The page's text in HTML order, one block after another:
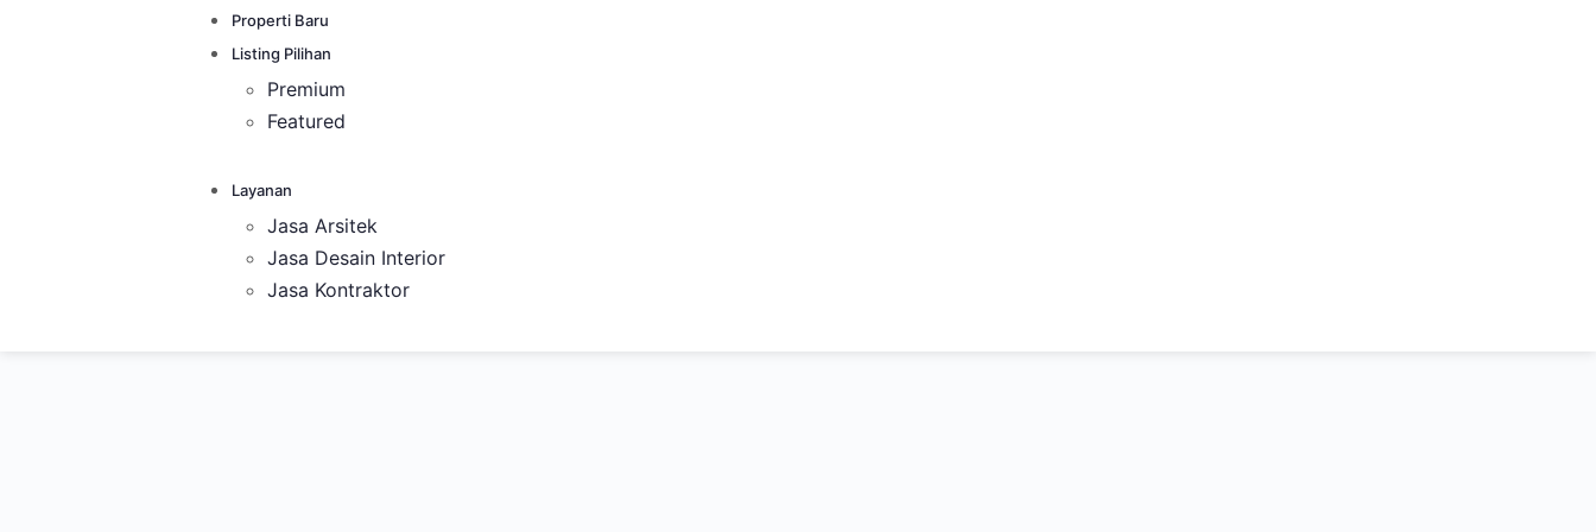
Properti Baru
Listing Pilihan
Premium
Featured
Layanan
Jasa Arsitek
Jasa Desain Interior
Jasa Kontraktor